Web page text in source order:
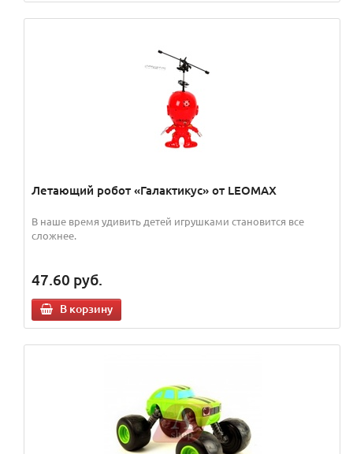
Летающий робот «Галактикус» от LEOMAX
В наше время удивить детей игрушками становится все
сложнее.
47.60 руб.
В корзину